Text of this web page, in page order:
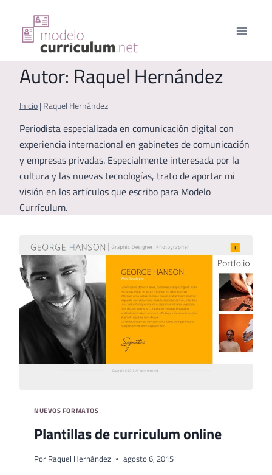
contenido
Autor: Raquel Hernández
Inicio | Raquel Hernández
Periodista especializada en comunicación digital con
experiencia internacional en gabinetes de comunicación
y empresas privadas. Especialmente interesada por la
cultura y las nuevas tecnologías, trato de aportar mi
visión en los artículos que escribo para Modelo
Currículum.
NUEVOS FORMATOS
Plantillas de curriculum online
Por Raquel Hernández agosto 6, 2015